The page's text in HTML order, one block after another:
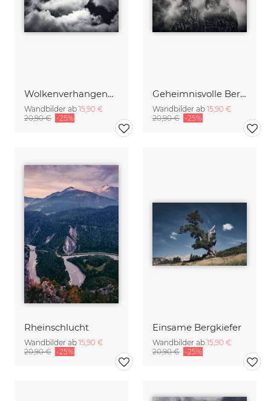
Wolkenverhangene Bergspitzen
Wandbilder ab 15,90 €
20,90 € -25%
Geheimnisvolle Berge
Wandbilder ab 15,90 €
20,90 € -25%
Rheinschlucht
Wandbilder ab 15,90 €
20,90 € -25%
Einsame Bergkiefer
Wandbilder ab 15,90 €
20,90 € -25%